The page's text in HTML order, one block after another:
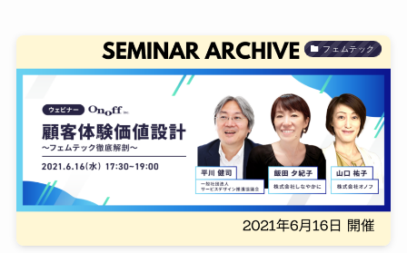
フェムテック